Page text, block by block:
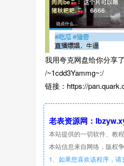
我用夸克网盘给你分享
/~1cdd3Yammg~:/
链接：https://
老表资源网：
本站提供的一切软件、教
本站信息来自网络，版权
1、如果您喜欢该程序，请